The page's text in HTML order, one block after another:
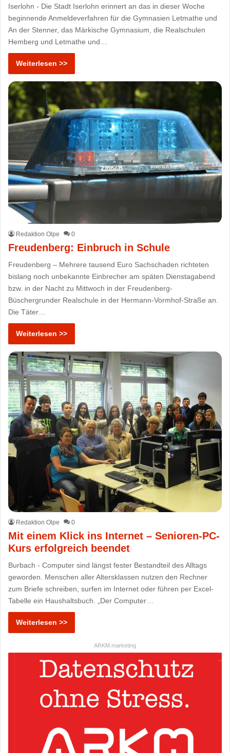
Iserlohn - Die Stadt Iserlohn erinnert an das in dieser Woche
beginnende Anmeldeverfahren für die Gymnasien Letmathe und
An der Stenner, das Märkische Gymnasium, die Realschulen
Hemberg und Letmathe und…
Weiterlesen >>
Redaktion Olpe 0
Freudenberg: Einbruch in Schule
Freudenberg – Mehrere tausend Euro Sachschaden richteten
bislang noch unbekannte Einbrecher am späten Dienstagabend
bzw. in der Nacht zu Mittwoch in der Freudenberg-
Büschergrunder Realschule in der Hermann-Vormhof-Straße an.
Die Täter…
Weiterlesen >>
Redaktion Olpe 0
Mit einem Klick ins Internet – Senioren-PC-
Kurs erfolgreich beendet
Burbach - Computer sind längst fester Bestandteil des Alltags
geworden. Menschen aller Altersklassen nutzen den Rechner
zum Briefe schreiben, surfen im Internet oder führen per Excel-
Tabelle ein Haushaltsbuch. „Der Computer…
Weiterlesen >>
ARKM.marketing